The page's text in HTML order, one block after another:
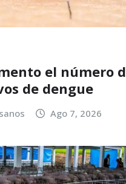
el número
de dengue
Ago 7, 2026